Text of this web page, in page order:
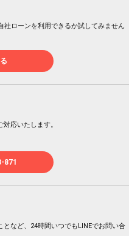
社ローンを利用できるか試してみません
応いたします。
871
など、24時間いつでもLINEでお問い合